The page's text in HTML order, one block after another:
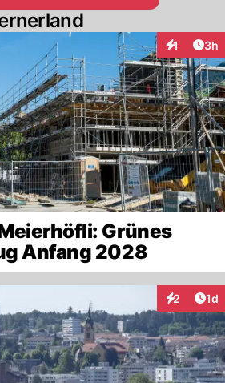
1 3h
Grünes
Anfang 2028
2 1d